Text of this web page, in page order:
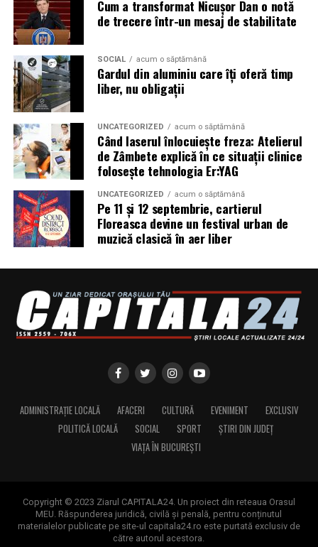
Cum a transformat Nicușor Dan o notă
de trecere într-un mesaj de stabilitate
SOCIAL acum o săptămână
Gardul din aluminiu care îți oferă timp
liber, nu obligații
UNCATEGORIZED acum o săptămână
Când laserul înlocuiește freza: Atelierul
de Zâmbete explică în ce situații clinice
folosește tehnologia Er:YAG
UNCATEGORIZED acum o săptămână
Pe 11 și 12 septembrie, cartierul
Floreasca devine un festival urban de
muzică clasică în aer liber
ADMINISTRAȚIE LOCALĂ AFACERI CULTURĂ EVENIMENT
EXCLUSIV
POLITICĂ LOCALĂ
SOCIAL SPORT
ȘTIRI DIN JUDEȚ
VIAȚA ÎN BUCUREȘTI
Copyright © 2023 Ziarul CAPITALA24. Un proiect din reteaua Orasul
MEU. Răspunderea juridică, civilă și penală, pentru conținutul
materialelor publicate pe site-ul capitala24.ro este purtată exclusiv de
către autorul acestora.